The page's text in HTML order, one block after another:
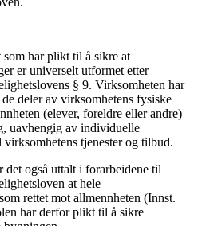
har plikt til å sikre at
er universelt utformet etter
§ 9. Virksomheten har
deler av virksomhetens fysiske
(elever, foreldre eller andre)
uavhengig av individuelle
tjenester og tilbud.
også uttalt i forarbeidene til
at hele
rettet mot allmennheten (Innst.
har derfor plikt til å sikre